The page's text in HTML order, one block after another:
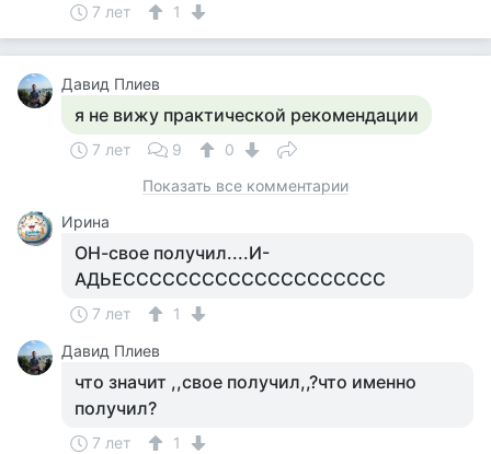
7 лет 1
Давид Плиев
я не вижу практической рекомендации
7 лет 9
0
Показать все комментарии
Ирина
ОН-свое получил....И-
АДЬЕСССССССССССССССССССС
7 лет
1
Давид Плиев
что значит ,,свое получил,,?что именно
получил?
7 лет
1